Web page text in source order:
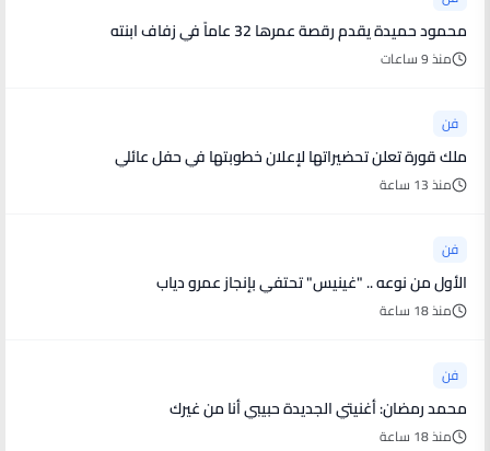
محمود حميدة يقدم رقصة عمرها 32 عاماً في زفاف ابنته
منذ 9 ساعات
فن
ملك قورة تعلن تحضيراتها لإعلان خطوبتها في حفل عائلي
منذ 13 ساعة
فن
الأول من نوعه .. "غينيس" تحتفي بإنجاز عمرو دياب
منذ 18 ساعة
فن
محمد رمضان: أغنيتي الجديدة حبيبي أنا من غيرك
منذ 18 ساعة